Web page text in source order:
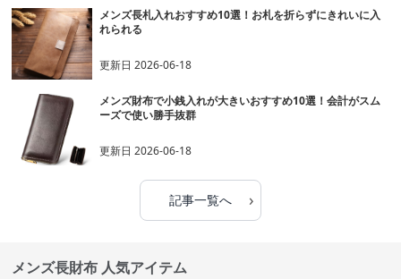
メンズ長札入れおすすめ10選！お札を折らずにきれいに入
れられる
更新日2026-06-18
メンズ財布で小銭入れが大きいおすすめ10選！会計がスム
ーズで使い勝手抜群
更新日2026-06-18
記事一覧へ ›
メンズ長財布 人気アイテム